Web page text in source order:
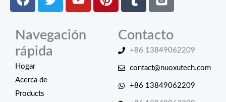
Navegación
rápida
Hogar
Acerca de
Products
Contacto
+86 13849062209
contact@nuoxutech.com
+86 13849062209